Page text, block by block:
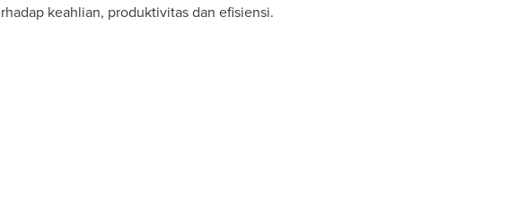
keahlian, produktivitas dan efisiensi.